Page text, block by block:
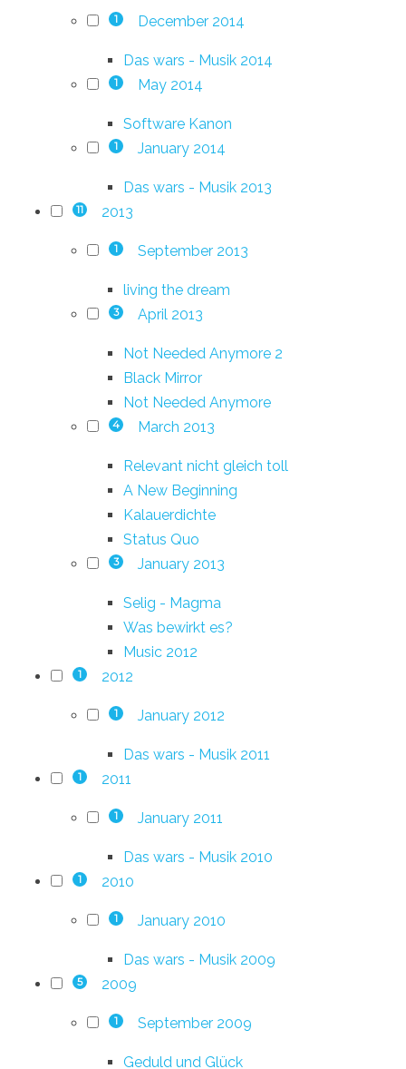
1 December 2014
Das wars - Musik 2014
1 May 2014
Software Kanon
1 January 2014
Das wars - Musik 2013
11 2013
1 September 2013
living the dream
3 April 2013
Not Needed Anymore 2
Black Mirror
Not Needed Anymore
4 March 2013
Relevant nicht gleich toll
A New Beginning
Kalauerdichte
Status Quo
3 January 2013
Selig - Magma
Was bewirkt es?
Music 2012
1 2012
1 January 2012
Das wars - Musik 2011
1 2011
1 January 2011
Das wars - Musik 2010
1 2010
1 January 2010
Das wars - Musik 2009
5 2009
1 September 2009
Geduld und Glück